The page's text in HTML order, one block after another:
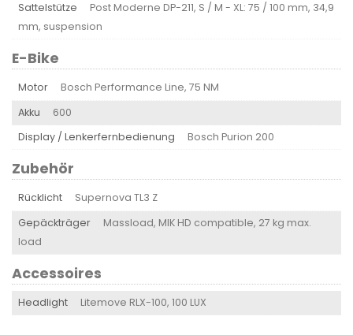
Sattelstütze
Post Moderne DP-211, S / M - XL: 75 / 100 mm, 34,9
mm, suspension
E-Bike
Motor
Bosch Performance Line, 75 NM
Akku
600
Display / Lenkerfernbedienung
Bosch Purion 200
Zubehör
Rücklicht
Supernova TL3 Z
Gepäckträger
Massload, MIK HD compatible, 27 kg max.
load
Accessoires
Headlight Litemove RLX-100, 100 LUX